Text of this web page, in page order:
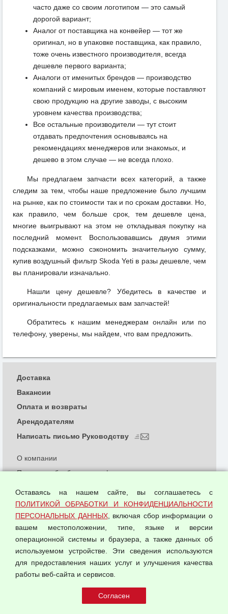
часто даже со своим логотипом — это самый
дорогой вариант;
Аналог от поставщика на конвейер — тот же
оригинал, но в упаковке поставщика, как правило,
тоже очень известного производителя, всегда
дешевле первого варианта;
Аналоги от именитых брендов — производство
компаний с мировым именем, которые поставляют
свою продукцию на другие заводы, с высоким
уровнем качества производства;
Все остальные производители — тут стоит
отдавать предпочтения основываясь на
рекомендациях менеджеров или знакомых, и
дешево в этом случае — не всегда плохо.
Мы предлагаем запчасти всех категорий, а также
следим за тем, чтобы наше предложение было лучшим
на рынке, как по стоимости так и по срокам доставки. Но,
как правило, чем больше срок, тем дешевле цена,
многие выигрывают на этом не откладывая покупку на
последний момент. Воспользовавшись двумя этими
подсказками, можно сэкономить значительную сумму,
купив воздушный фильтр Skoda Yeti в разы дешевле, чем
вы планировали изначально.
Нашли цену дешевле? Убедитесь в качестве и
оригинальности предлагаемых вам запчастей!
Обратитесь к нашим менеджерам онлайн или по
телефону, уверены, мы найдем, что вам предложить.
© 2026 ООО "Феникс"
О компании
Политика обработки и конфиденциальности
Согласием на обработку персональных данных
Оферта оптовой купли-продажи
Публичная оферта
Доставка
Вакансии
Оплата и возвраты
Арендодателям
Написать письмо Руководству
Оставаясь на нашем сайте, вы соглашаетесь с
ПОЛИТИКОЙ ОБРАБОТКИ И КОНФИДЕНЦИАЛЬНОСТИ
ПЕРСОНАЛЬНЫХ ДАННЫХ, включая сбор информации о
вашем местоположении, типе, языке и версии
операционной системы и браузера, а также данных об
используемом устройстве. Эти сведения используются
для предоставления наших услуг и улучшения качества
работы веб-сайта и сервисов.